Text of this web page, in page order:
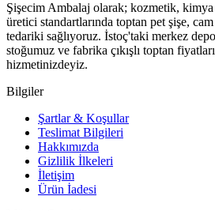
Şişecim Ambalaj olarak; kozmetik,
üretici standartlarında toptan pet şişe,
tedariki sağlıyoruz. İstoç'taki merkez
stoğumuz ve fabrika çıkışlı toptan
hizmetinizdeyiz.
Bilgiler
Şartlar & Koşullar
Teslimat Bilgileri
Hakkımızda
Gizlilik İlkeleri
İletişim
Ürün İadesi